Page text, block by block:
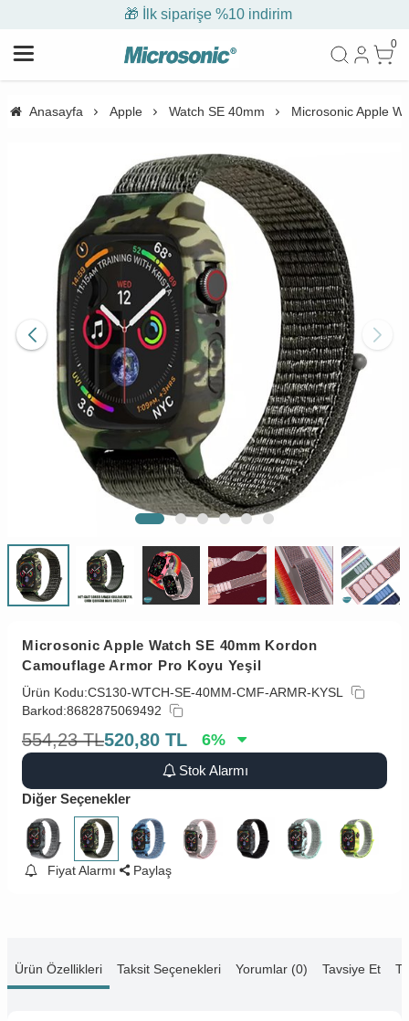
🎁 İlk siparişe %10 indirim
0
Anasayfa Apple Watch SE 40mm Microsonic Apple
Microsonic Apple Watch SE 40mm Kordon
Camouflage Armor Pro Koyu Yeşil
Ürün Kodu:CS130-WTCH-SE-40MM-CMF-ARMR-KYSL
Barkod:8682875069492
554,23 TL520,80 TL 6%
Stok Alarmı
Diğer Seçenekler
Fiyat Alarmı Paylaş
Ürün Özellikleri Taksit Seçenekleri Yorumlar (0) Tavsiye Et